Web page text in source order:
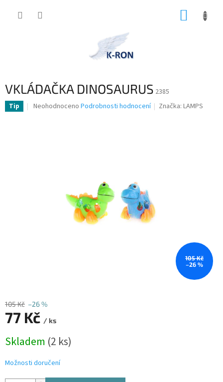
VKLÁDAČKA DINOSAURUS 2385
Tip
Průměrné
Neohodnoceno Podrobnosti hodnocení Značka:LAMPS
105 Kč
–26 %
105 Kč –26 %
77 Kč / ks
cena:
Skladem (2 ks)
Možnosti doručení